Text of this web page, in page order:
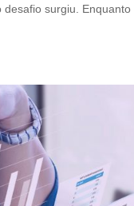
surgiu.